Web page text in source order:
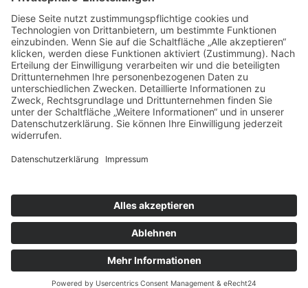
9 - 14 Uhr
Informationen
Über uns
Produktanfrage
Datenschutzerklärung
Copyright © 2026 Kräuter und Teeladen Lauf